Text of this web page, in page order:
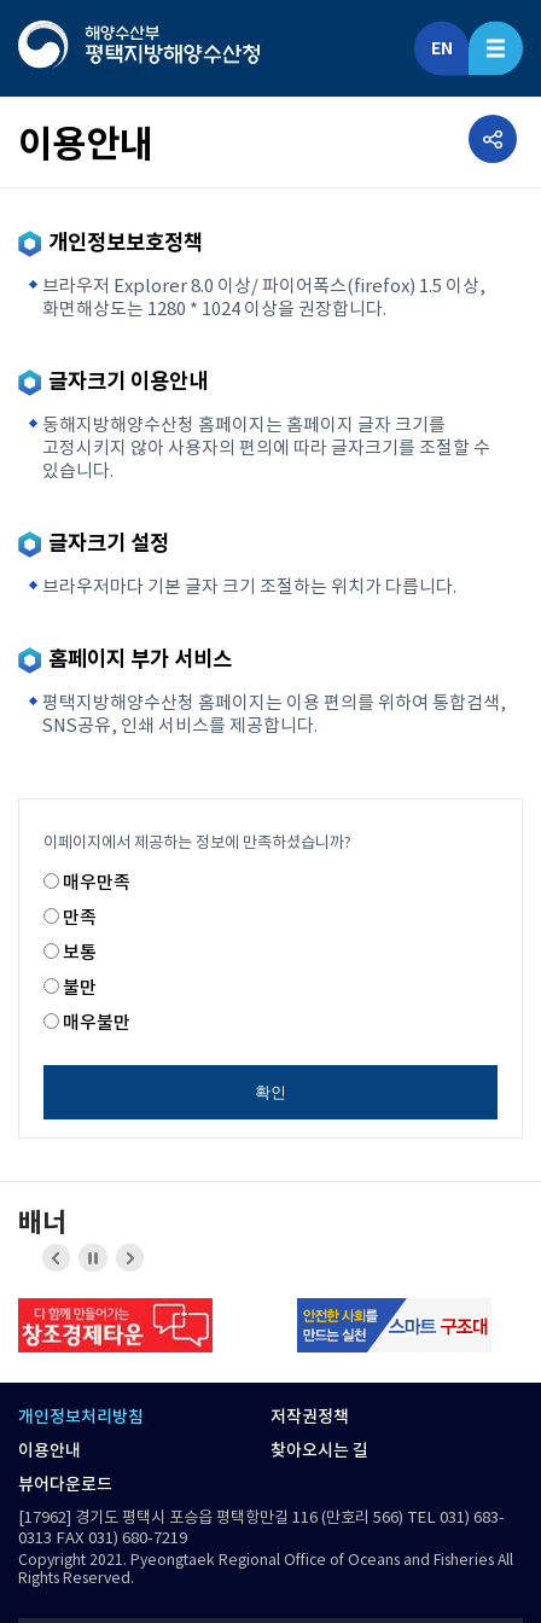
EN
이용안내 공유하기
개인정보보호정책
브라우저 Explorer 8.0 이상/ 파이어폭스(firefox) 1.5 이상,
화면해상도는 1280 * 1024 이상을 권장합니다.
글자크기 이용안내
동해지방해양수산청 홈페이지는 홈페이지 글자 크기를
고정시키지 않아 사용자의 편의에 따라 글자크기를 조절할 수
있습니다.
글자크기 설정
브라우저마다 기본 글자 크기 조절하는 위치가 다릅니다.
홈페이지 부가 서비스
평택지방해양수산청 홈페이지는 이용 편의를 위하여 통합검색,
SNS공유, 인쇄 서비스를 제공합니다.
이페이지에서 제공하는 정보에 만족하셨습니까?
매우만족
만족
보통
불만
매우불만
확인
배너
이전
정지
다음
개인정보처리방침
저작권정책
이용안내
찾아오시는 길
뷰어다운로드
[17962] 경기도 평택시 포승읍 평택항만길 116 (만호리 566) TEL 031) 683-
0313 FAX 031) 680-7219
Copyright 2021. Pyeongtaek Regional Office of Oceans and Fisheries All
Rights Reserved.